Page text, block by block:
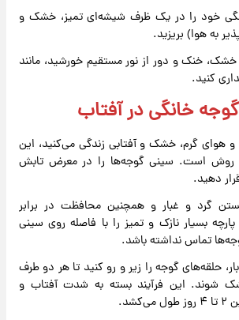
خود را در یک ظرف شیشه‌ای تمیز، خشک و
به هوا) بریزید.
خنک و دور از نور مستقیم خورشید، مانند
کنید.
خانگی در آفتاب
و هوای گرم، خشک و آفتابی زندگی می‌کنید، این
روش است. سینی گوجه‌ها را در معرض تابش
دهید.
گرد و غبار و همچنین محافظت در برابر
بسیار نازک و تمیز را با فاصله روی سینی
تماس نداشته باشد.
یک‌بار، حلقه‌های گوجه را زیر و رو کنید تا هر دو طرف
شوند. این فرآیند بسته به شدت آفتاب و